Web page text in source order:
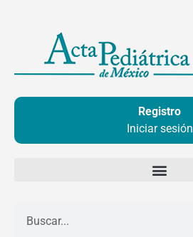
contenido
Registro
Iniciar sesión